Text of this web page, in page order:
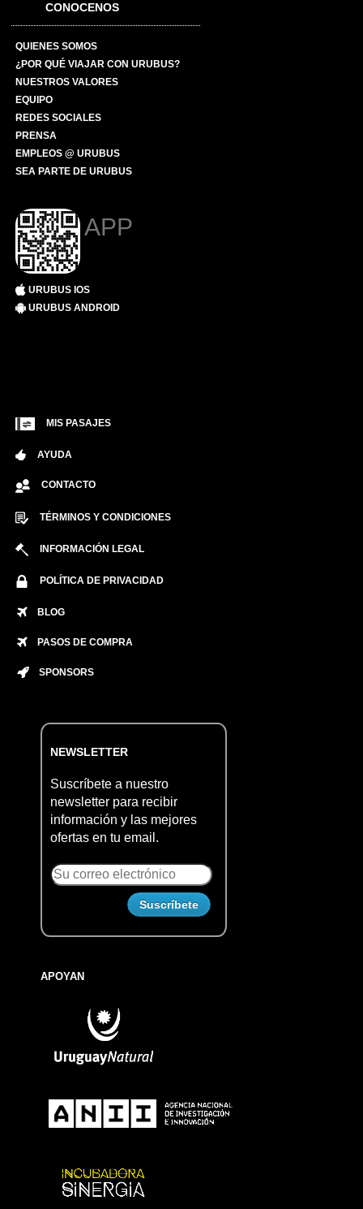
CONOCENOS
QUIENES SOMOS
¿POR QUÉ VIAJAR CON URUBUS?
NUESTROS VALORES
EQUIPO
REDES SOCIALES
PRENSA
EMPLEOS @ URUBUS
SEA PARTE DE URUBUS
APP
URUBUS IOS
URUBUS ANDROID
MIS PASAJES
AYUDA
CONTACTO
TÉRMINOS Y CONDICIONES
INFORMACIÓN LEGAL
POLÍTICA DE PRIVACIDAD
BLOG
PASOS DE COMPRA
SPONSORS
NEWSLETTER
Suscríbete a nuestro
newsletter para recibir
información y las mejores
ofertas en tu email.
APOYAN